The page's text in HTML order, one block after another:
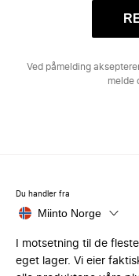
Ved påmelding
melde
Du handler fra
Miinto Norge
I motsetning til de
eget lager. Vi eier